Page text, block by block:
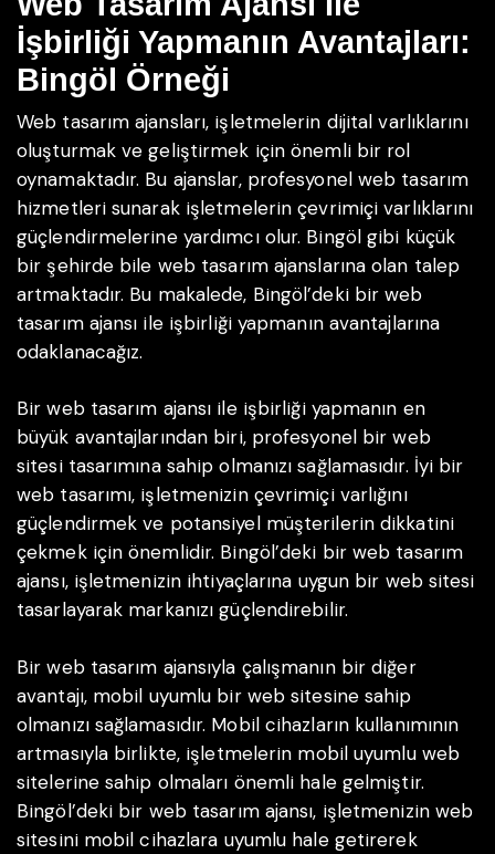
İşbirliği Yapmanın Avantajları:
Bingöl Örneği
Web tasarım ajansları, işletmelerin dijital varlıklarını
oluşturmak ve geliştirmek için önemli bir rol
oynamaktadır. Bu ajanslar, profesyonel web tasarım
hizmetleri sunarak işletmelerin çevrimiçi varlıklarını
güçlendirmelerine yardımcı olur. Bingöl gibi küçük
bir şehirde bile web tasarım ajanslarına olan talep
artmaktadır. Bu makalede, Bingöl’deki bir web
tasarım ajansı ile işbirliği yapmanın avantajlarına
odaklanacağız.
Bir web tasarım ajansı ile işbirliği yapmanın en
büyük avantajlarından biri, profesyonel bir web
sitesi tasarımına sahip olmanızı sağlamasıdır. İyi bir
web tasarımı, işletmenizin çevrimiçi varlığını
güçlendirmek ve potansiyel müşterilerin dikkatini
çekmek için önemlidir. Bingöl’deki bir web tasarım
ajansı, işletmenizin ihtiyaçlarına uygun bir web sitesi
tasarlayarak markanızı güçlendirebilir.
Bir web tasarım ajansıyla çalışmanın bir diğer
avantajı, mobil uyumlu bir web sitesine sahip
olmanızı sağlamasıdır. Mobil cihazların kullanımının
artmasıyla birlikte, işletmelerin mobil uyumlu web
sitelerine sahip olmaları önemli hale gelmiştir.
Bingöl’deki bir web tasarım ajansı, işletmenizin web
sitesini mobil cihazlara uyumlu hale getirerek